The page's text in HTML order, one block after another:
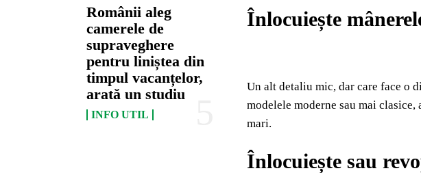
Românii aleg
camerele de
supraveghere
pentru liniștea din
timpul vacanțelor,
arată un studiu
INFO UTIL
Înlocuiește
Un alt detaliu mic, dar care face o
modelele moderne sau mai
mari.
Înlocuiește sau